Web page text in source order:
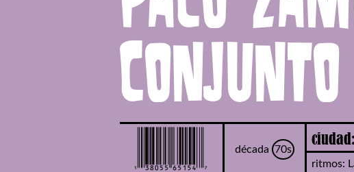
conjunto
década 70s
ritmos: